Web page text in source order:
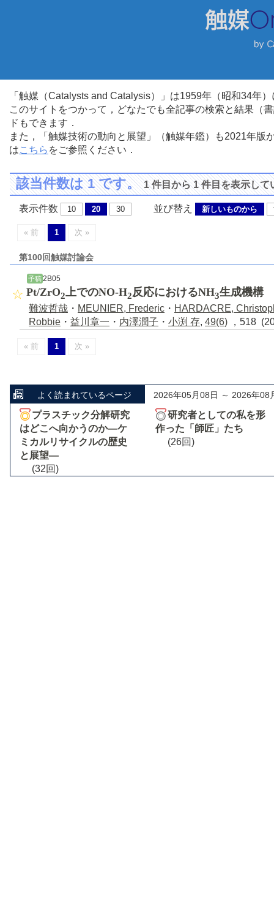
「触媒（Catalysts and Catalysis）」は1959年（昭和34年
このサイトをつかって，どなたでも全記事の検索と結果（
ドもできます．
また，「触媒技術の動向と展望」（触媒年鑑）も2021年
はこちら をご参照ください．
該当件数は 1 です。1 件目から 1 件目を表示して
表示件数 10 20 30 並び替え 新しいものから
« 前 1 次 »
第100回触媒討論会
予稿 2B05
Pt/ZrO2 上でのNO-H2反応におけるNH3生成機構
難波哲哉 ・ MEUNIER, Frederic ・ HARDACRE,
Robbie ・ 益川章一 ・ 内澤潤子 ・ 小渕 存, 49(6) ，518
« 前 1 次 »
よく読まれているページ 2026年05月08日 ～ 2026年08
プラスチック分解研究
はどこへ向かうのか―ケ
ミカルリサイクルの歴史
と展望―
(32回)
研究者としての私を形
作った「師匠」たち
(26回)